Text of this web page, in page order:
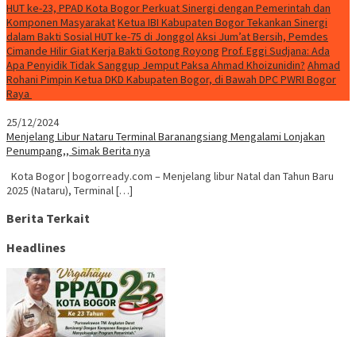
HUT ke-23, PPAD Kota Bogor Perkuat Sinergi dengan Pemerintah dan
Komponen MasyarakatKetua IBI Kabupaten Bogor Tekankan Sinergi
dalam Bakti Sosial HUT ke-75 di JonggolAksi Jum’at Bersih, Pemdes
Cimande Hilir Giat Kerja Bakti Gotong Royong Prof. Eggi Sudjana: Ada
Apa Penyidik Tidak Sanggup Jemput Paksa Ahmad Khoizunidin? Ahmad
Rohani Pimpin Ketua DKD Kabupaten Bogor, di Bawah DPC PWRI Bogor
Raya
25/12/2024
Menjelang Libur Nataru Terminal Baranangsiang Mengalami Lonjakan
Penumpang,, Simak Berita nya
Kota Bogor | bogorready.com – Menjelang libur Natal dan Tahun Baru
2025 (Nataru), Terminal […]
Berita Terkait
Headlines